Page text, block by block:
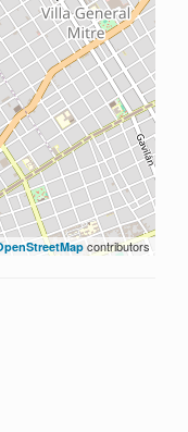
contributors